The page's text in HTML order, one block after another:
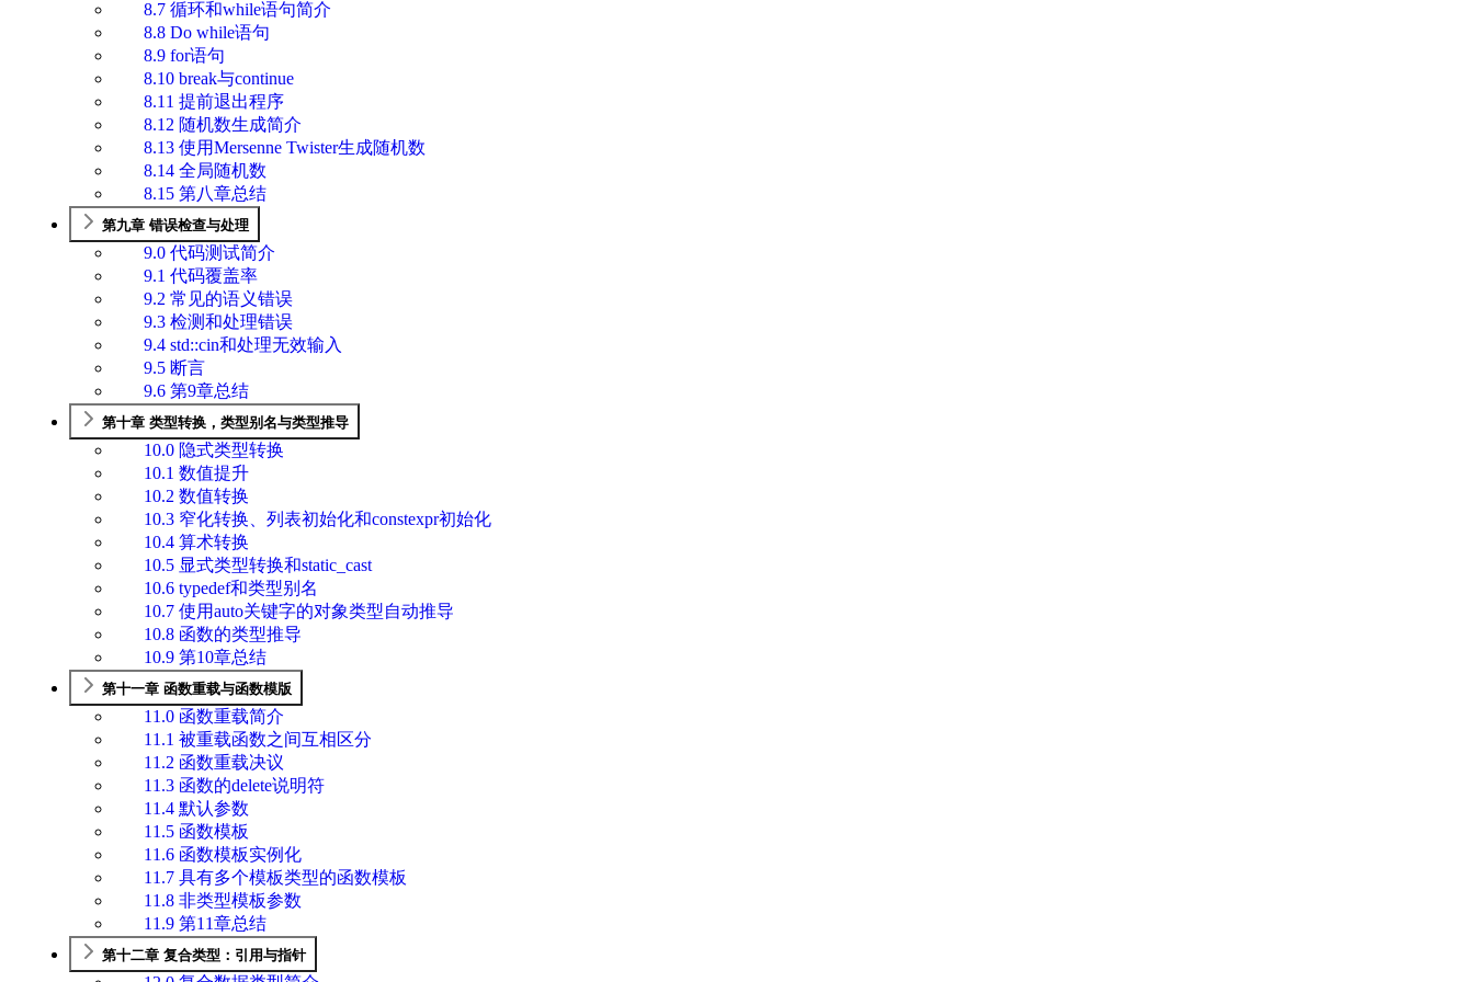
8.7 循环和while语句简介
8.8 Do while语句
8.9 for语句
8.10 break与continue
8.11 提前退出程序
8.12 随机数生成简介
8.13 使用Mersenne Twister生成随机数
8.14 全局随机数
8.15 第八章总结
第九章 错误检查与处理
9.0 代码测试简介
9.1 代码覆盖率
9.2 常见的语义错误
9.3 检测和处理错误
9.4 std::cin和处理无效输入
9.5 断言
9.6 第9章总结
第十章 类型转换，类型别名与类型推导
10.0 隐式类型转换
10.1 数值提升
10.2 数值转换
10.3 窄化转换、列表初始化和constexpr初始化
10.4 算术转换
10.5 显式类型转换和static_cast
10.6 typedef和类型别名
10.7 使用auto关键字的对象类型自动推导
10.8 函数的类型推导
10.9 第10章总结
第十一章 函数重载与函数模版
11.0 函数重载简介
11.1 被重载函数之间互相区分
11.2 函数重载决议
11.3 函数的delete说明符
11.4 默认参数
11.5 函数模板
11.6 函数模板实例化
11.7 具有多个模板类型的函数模板
11.8 非类型模板参数
11.9 第11章总结
第十二章 复合类型：引用与指针